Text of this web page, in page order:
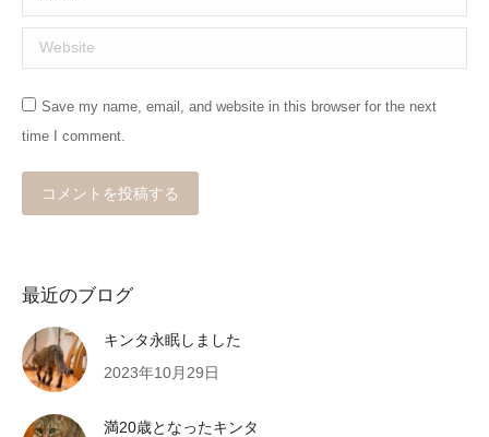
Website
Save my name, email, and website in this browser for the next
time I comment.
コメントを投稿する
最近のブログ
キンタ永眠しました
2023年10月29日
満20歳となったキンタ